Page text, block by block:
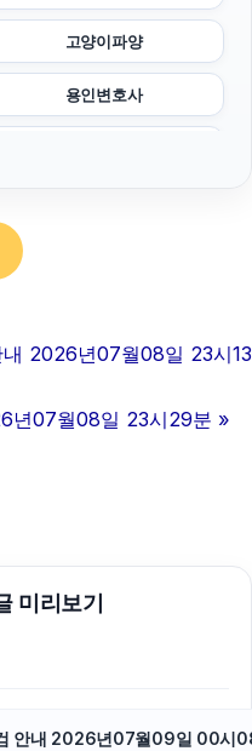
고양이파양
용인변호사
동작하수구막힘
마포구하수구막힘
구로구하수구막힘
2026년07월08일 23시13
년07월08일 23시29분 »
미리보기
안내 2026년07월09일 00시